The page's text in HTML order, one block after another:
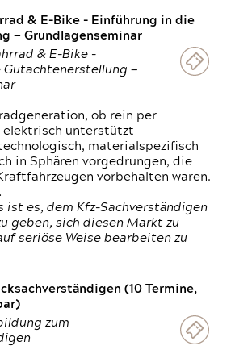
& E-Bike - Einführung in die
— Grundlagenseminar
& E-Bike -
—
ob rein per
elektrisch unterstützt
materialspezifisch
in Sphären vorgedrungen, die
vorbehalten waren.
ist es, dem Kfz-Sachverständigen
geben, sich diesen Markt zu
seriöse Weise bearbeiten zu
(10 Termine,
zum